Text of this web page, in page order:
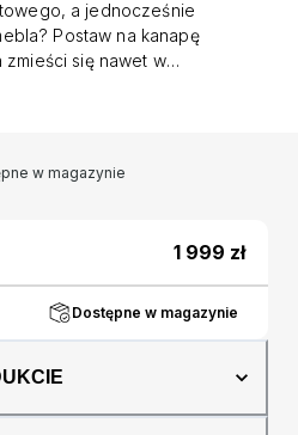
a jednocześnie
Postaw na kanapę
zmieści się nawet w
i wypoczynku, ten mebel
Tkanina
piękna wizualnie, ale
przyjemna w dotyku. To
spędzisz wiele
Jedną z najważniejszych
funkcja spania typu
dla jednej lub dwóch
gdy oczekujesz
w magazynie
1 999 zł
Dostępne w magazynie